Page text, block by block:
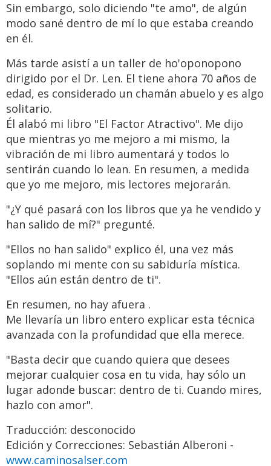
Sin embargo, solo diciendo "te amo", de algún
modo sané dentro de mí lo que estaba creando
en él.
Más tarde asistí a un taller de ho'oponopono
dirigido por el Dr. Len. El tiene ahora 70 años de
edad, es considerado un chamán abuelo y es algo
solitario.
Él alabó mi libro "El Factor Atractivo". Me dijo
que mientras yo me mejoro a mi mismo, la
vibración de mi libro aumentará y todos lo
sentirán cuando lo lean. En resumen, a medida
que yo me mejoro, mis lectores mejorarán.
"¿Y qué pasará con los libros que ya he vendido y
han salido de mí?" pregunté.
"Ellos no han salido" explico él, una vez más
soplando mi mente con su sabiduría mística.
"Ellos aún están dentro de ti".
En resumen, no hay afuera .
Me llevaría un libro entero explicar esta técnica
avanzada con la profundidad que ella merece.
"Basta decir que cuando quiera que desees
mejorar cualquier cosa en tu vida, hay sólo un
lugar adonde buscar: dentro de ti. Cuando mires,
hazlo con amor".
Traducción: desconocido
Edición y Correcciones: Sebastián Alberoni -
www.caminosalser.com